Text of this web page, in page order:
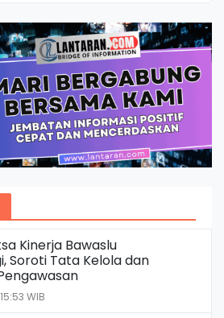
Kinerja Bawaslu
Soroti Tata Kelola dan
WIB